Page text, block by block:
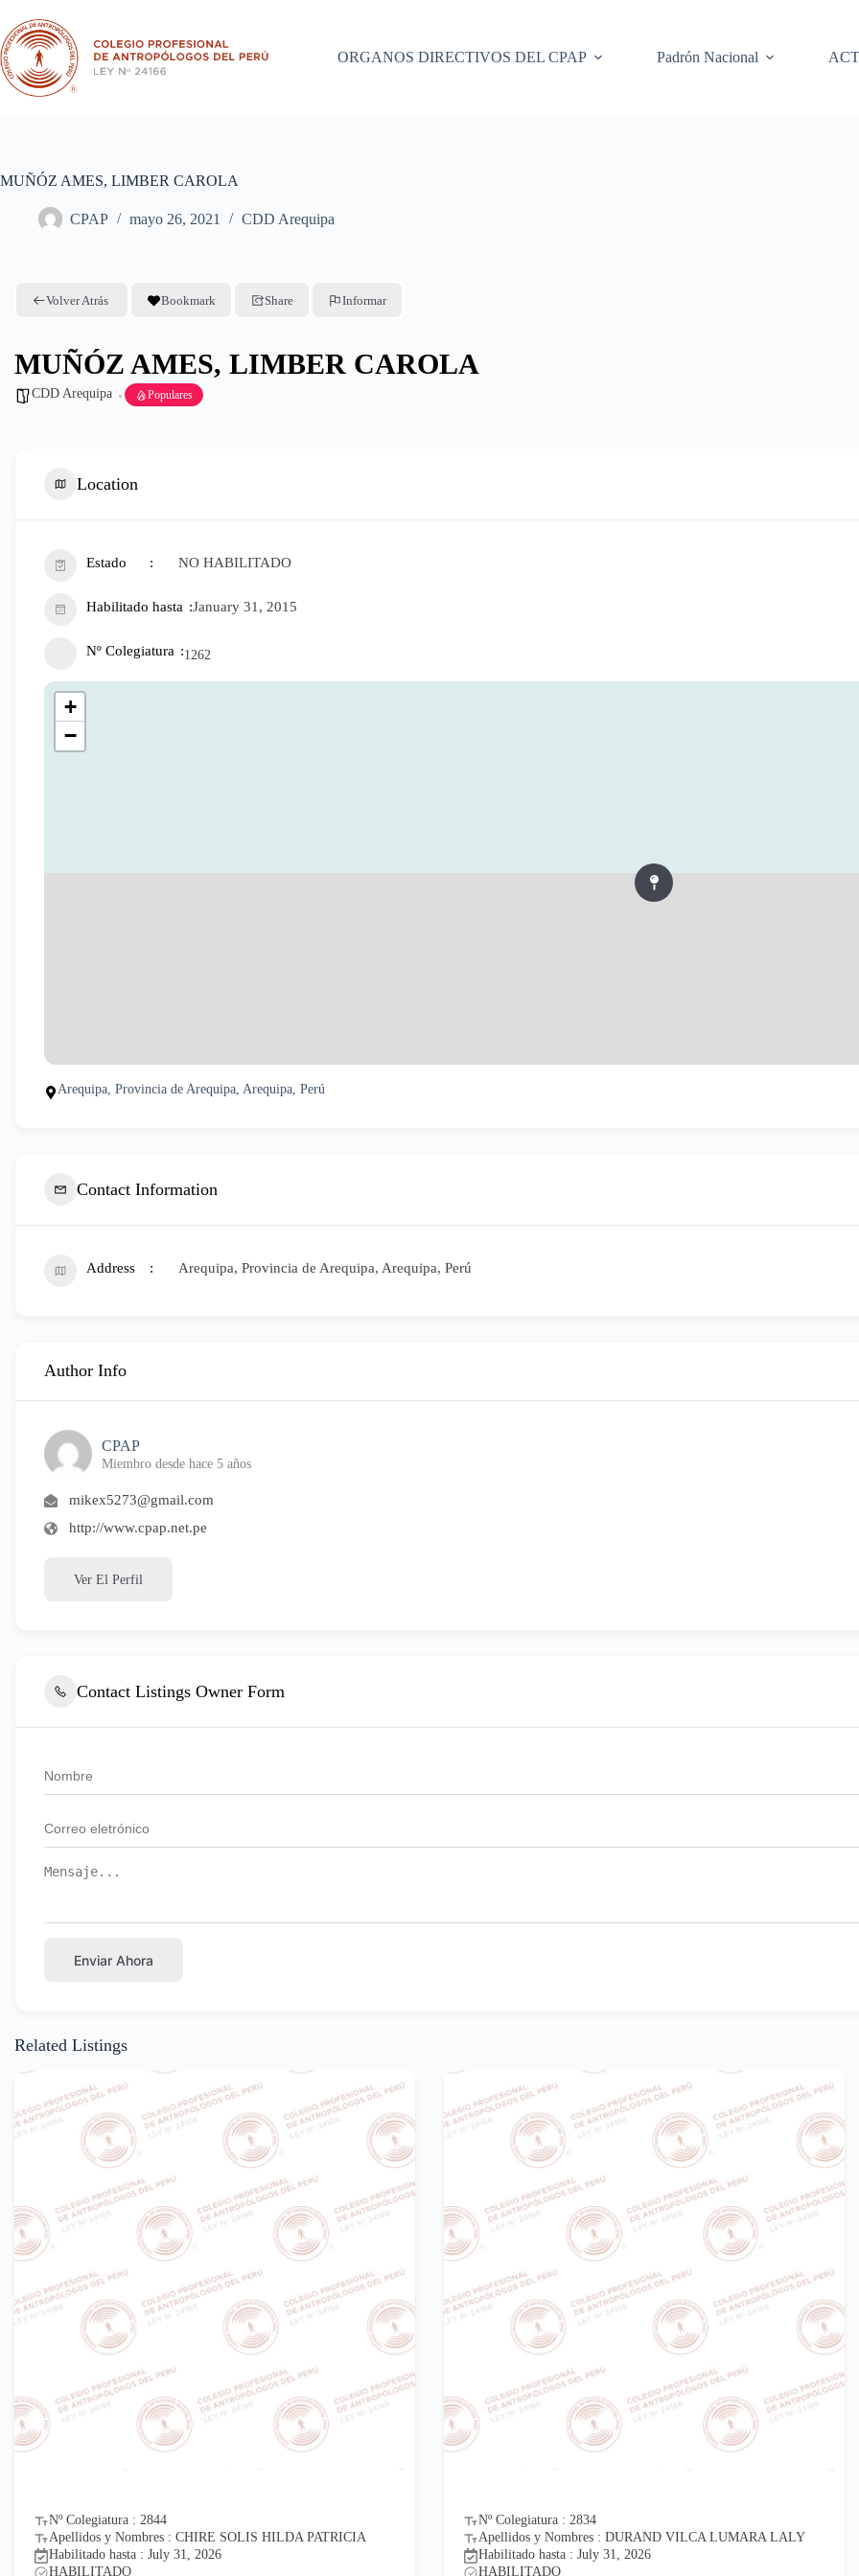
contenido
ORGANOS DIRECTIVOS DEL CPAP
Padrón Nacional
MUÑÓZ AMES, LIMBER CAROLA
CPAP mayo 26, 2021 CDD Arequipa
Volver Atrás Bookmark Share Informar
MUÑÓZ AMES, LIMBER CAROLA
CDD Arequipa Populares
Location
Estado NO HABILITADO
Habilitado hasta January 31, 2015
Nº Colegiatura 1262
+
−
Arequipa, Provincia de Arequipa, Arequipa, Perú
Contact Information
Address Arequipa, Provincia de Arequipa, Arequipa, Perú
Author Info
CPAP
Miembro desde hace 5 años
mikex5273@gmail.com
http://www.cpap.net.pe
Ver El Perfil
Contact Listings Owner Form
Enviar Ahora
Related Listings
Nº Colegiatura : 2844
Apellidos y Nombres : CHIRE SOLIS HILDA PATRICIA
Habilitado hasta : July 31, 2026
HABILITADO
Nº Colegiatura : 2834
Apellidos y Nombres : DURAND VILCA LUMARA LALY
Habilitado hasta : July 31, 2026
HABILITADO